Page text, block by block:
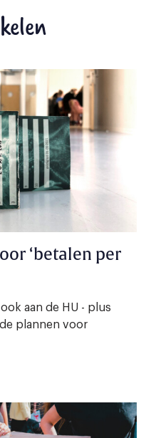
‘betalen per
aan de HU - plus
plannen voor